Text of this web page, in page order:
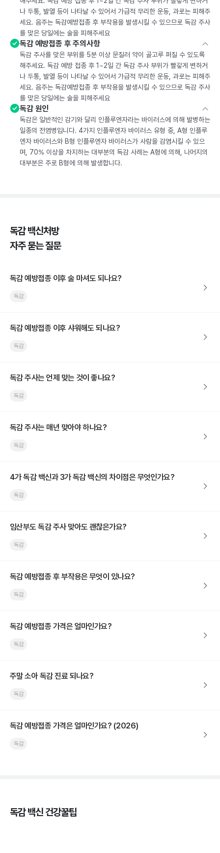
나 두통, 발열 등이 나타날 수 있어서 가급적 무리한 운동, 과로는 피해주
세요. 음주는 독감예방접종 후 부작용을 발생시킬 수 있으므로 독감 주사
를 맞은 당일에는 술을 피해주세요
독감 예방접종 후 주의사항
독감 주사를 맞은 부위를 5분 이상 문질러 약이 골고루 퍼질 수 있도록
해주세요. 독감 예방 접종 후 1~2일 간 독감 주사 부위가 빨갛게 변하거
나 두통, 발열 등이 나타날 수 있어서 가급적 무리한 운동, 과로는 피해주
세요. 음주는 독감예방접종 후 부작용을 발생시킬 수 있으므로 독감 주사
를 맞은 당일에는 술을 피해주세요
독감 원인
독감은 일반적인 감기와 달리 인플루엔자라는 바이러스에 의해 발병하는
일종의 전염병입니다. 4가지 인플루엔자 바이러스 유형 중, A형 인플루
엔자 바이러스와 B형 인플루엔자 바이러스가 사람을 감염시킬 수 있으
며, 70% 이상을 차지하는 대부분의 독감 사례는 A형에 의해, 나머지의
대부분은 주로 B형에 의해 발생합니다.
독감 백신처방
자주 묻는 질문
독감 예방접종 이후 술 마셔도 되나요?
독감
독감 예방접종 이후 샤워해도 되나요?
독감
독감 주사는 언제 맞는 것이 좋나요?
독감
독감 주사는 매년 맞아야 하나요?
독감
4가 독감 백신과 3가 독감 백신의 차이점은 무엇인가요?
독감
임산부도 독감 주사 맞아도 괜찮은가요?
독감
독감 예방접종 후 부작용은 무엇이 있나요?
독감
독감 예방접종 가격은 얼마인가요?
독감
주말 소아 독감 진료 되나요?
독감
독감 예방접종 가격은 얼마인가요? (2026)
독감
독감 백신 건강꿀팁